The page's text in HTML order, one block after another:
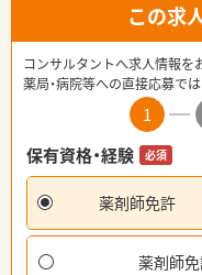
この求
コンサルタントへ求人情報を
薬局・病院等への直接応募で
1
保有資格・経験
必須
薬剤師免許
薬剤師免